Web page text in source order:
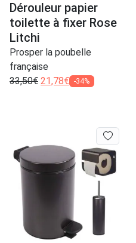
Dérouleur papier
toilette à fixer Rose
Litchi
Prosper la poubelle
française
33,50€ 21,78€ -34%